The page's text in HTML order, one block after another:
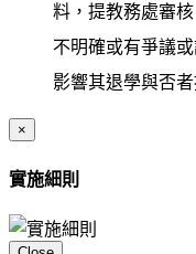
料，提教務處審
不明確或有爭議
影響其退學與否
×
實施細則